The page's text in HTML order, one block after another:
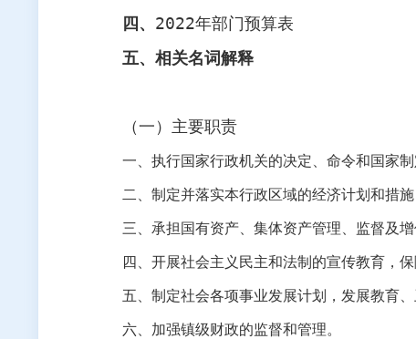
四、 2022年部门预算表
五、相关名词解释
（一）主要职责
一、执行国家行政机关的决定、命令和国家
二、制定并落实本行政区域的经济计划和措
三、承担国有资产、集体资产管理、监督及增
四、开展社会主义民主和法制的宣传教育，
五、制定社会各项事业发展计划，发展教育
六、加强镇级财政的监督和管理。